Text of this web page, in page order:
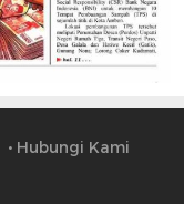
Hubungi Kami